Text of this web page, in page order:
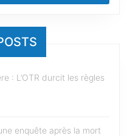
: L’OTR durcit les règles
enquête après la mort